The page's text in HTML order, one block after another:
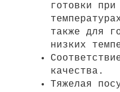
готовки при
также для
низких
качества.
Тяжелая